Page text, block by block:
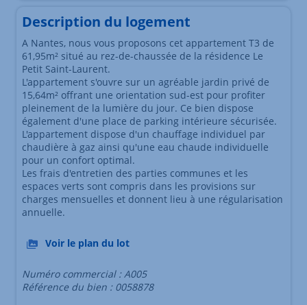
Description du logement
A Nantes, nous vous proposons cet appartement T3 de
61,95m² situé au rez-de-chaussée de la résidence Le
Petit Saint-Laurent.
L'appartement s'ouvre sur un agréable jardin privé de
15,64m² offrant une orientation sud-est pour profiter
pleinement de la lumière du jour. Ce bien dispose
également d'une place de parking intérieure sécurisée.
L'appartement dispose d'un chauffage individuel par
chaudière à gaz ainsi qu'une eau chaude individuelle
pour un confort optimal.
Les frais d'entretien des parties communes et les
espaces verts sont compris dans les provisions sur
charges mensuelles et donnent lieu à une régularisation
annuelle.
Voir le plan du lot
Numéro commercial : A005
Référence du bien : 0058878